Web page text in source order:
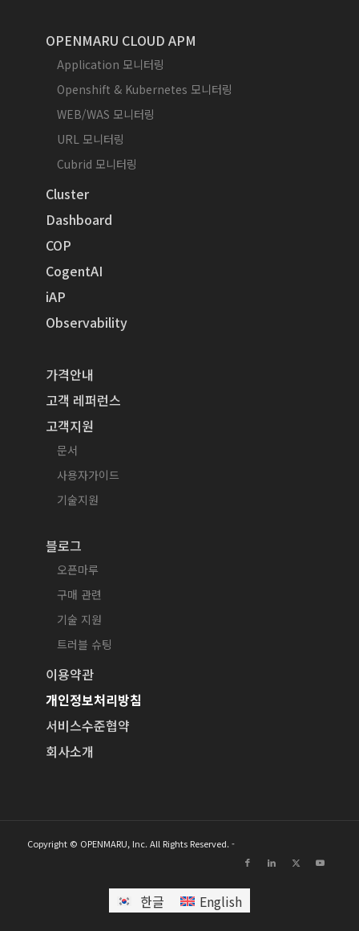
OPENMARU CLOUD APM
Application 모니터링
Openshift & Kubernetes 모니터링
WEB/WAS 모니터링
URL 모니터링
Cubrid 모니터링
Cluster
Dashboard
COP
CogentAI
iAP
Observability
가격안내
고객 레퍼런스
고객지원
문서
사용자가이드
기술지원
블로그
오픈마루
구매 관련
기술 지원
트러블 슈팅
이용약관
개인정보처리방침
서비스수준협약
회사소개
Copyright © OPENMARU, Inc. All Rights Reserved. -
한글 English